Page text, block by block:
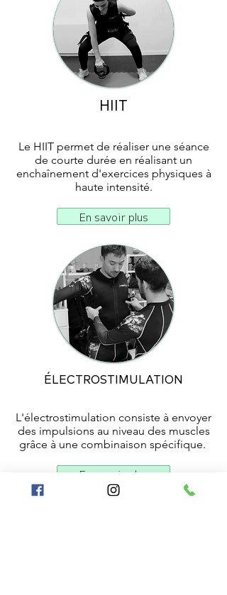
HIIT
Le HIIT permet de réaliser une séance
de courte durée en réalisant un
enchaînement d'exercices physiques à
haute intensité.
En savoir plus
ÉLECTROSTIMULATION
L'électrostimulation consiste à envoyer
des impulsions au niveau des muscles
grâce à une combinaison spécifique.
En savoir plus